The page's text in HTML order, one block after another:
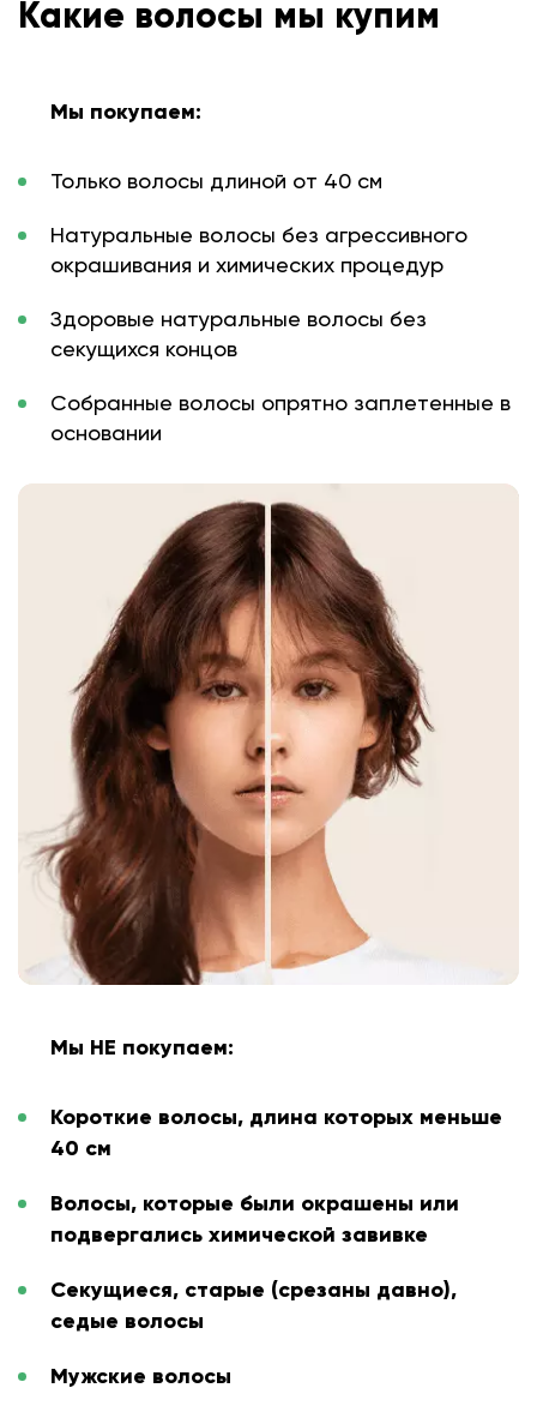
Какие волосы мы купим
Мы покупаем:
Только волосы длиной от 40 см
Натуральные волосы без агрессивного
окрашивания и химических процедур
Здоровые натуральные волосы без
секущихся концов
Собранные волосы опрятно заплетенные в
основании
Мы НЕ покупаем:
Короткие волосы, длина которых меньше
40 см
Волосы, которые были окрашены или
подвергались химической завивке
Секущиеся, старые (срезаны давно),
седые волосы
Мужские волосы